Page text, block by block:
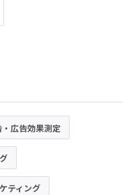
広告効果測定
ティング